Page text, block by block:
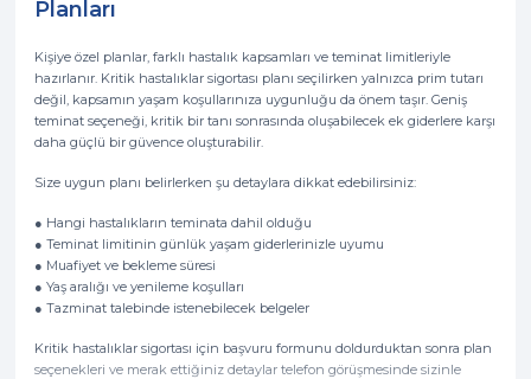
Planları
Kişiye özel planlar, farklı hastalık kapsamları ve teminat limitleriyle
hazırlanır. Kritik hastalıklar sigortası planı seçilirken yalnızca prim tutarı
değil, kapsamın yaşam koşullarınıza uygunluğu da önem taşır. Geniş
teminat seçeneği, kritik bir tanı sonrasında oluşabilecek ek giderlere karşı
daha güçlü bir güvence oluşturabilir.
Size uygun planı belirlerken şu detaylara dikkat edebilirsiniz:
● Hangi hastalıkların teminata dahil olduğu
● Teminat limitinin günlük yaşam giderlerinizle uyumu
● Muafiyet ve bekleme süresi
● Yaş aralığı ve yenileme koşulları
● Tazminat talebinde istenebilecek belgeler
Kritik hastalıklar sigortası için başvuru formunu doldurduktan sonra plan
seçenekleri ve merak ettiğiniz detaylar telefon görüşmesinde sizinle